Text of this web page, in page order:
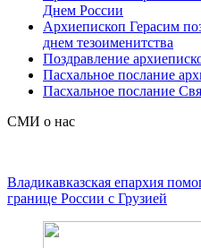
Днем России
Архиепископ Герасим
днем тезоименитства
Поздравление
Пасхальное послание
Пасхальное послание
СМИ о нас
Владикавказская епархия
границе России с Грузией